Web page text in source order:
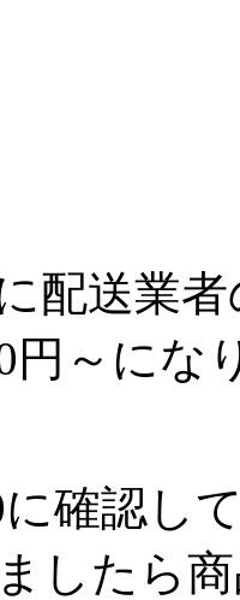
配送業者
円～にな
確認し
したら